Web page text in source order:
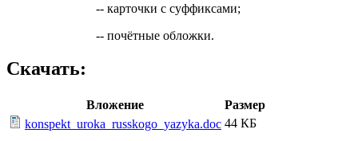
-- карточки с суффиксами;
-- почётные обложки.
Скачать:
Вложение
Размер
konspekt_uroka_russkogo_yazyka.doc 44 КБ